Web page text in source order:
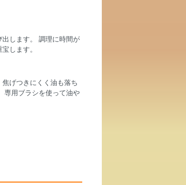
します。 調理に時間が
します。
げつきにくく油も落ち
専用ブラシを使って油や